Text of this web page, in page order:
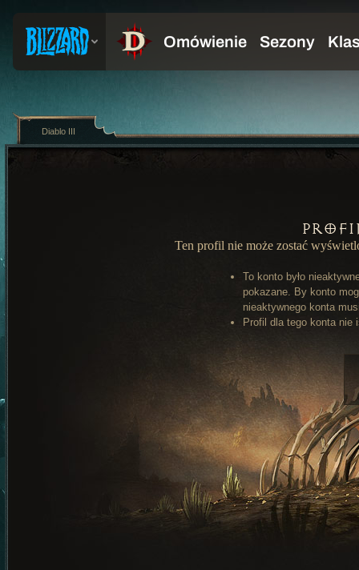
Ten profil nie może zostać
To konto było
pokazane. By konto
nieaktywnego konta
Profil dla tego konta nie
Diablo III